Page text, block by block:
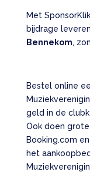
Met
bijdrage
Bennekom,
Bestel online
geld in de
Ook doen
Booking.com
het